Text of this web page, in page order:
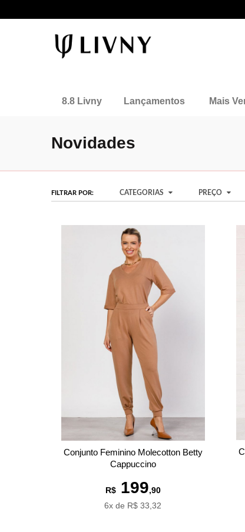
8.8 Livny Lançamentos Mais
Novidades
FILTRAR POR: CATEGORIAS PREÇO
Conjunto Feminino Molecotton Betty
Cappuccino
R$199,90
6x de R$ 33,32